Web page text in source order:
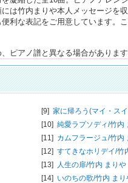
は竹内まりや本人メッセージを
利な表記をご用意しています。
ピアノ譜と異なる場合があります
[9] 家に帰ろう(マイ・ス
[10] 純愛ラプソディ/竹内
[11] カムフラージュ/竹内
[12] すてきなホリデイ/竹
[13] 人生の扉/竹内 まりや
[14] いのちの歌/竹内 まり